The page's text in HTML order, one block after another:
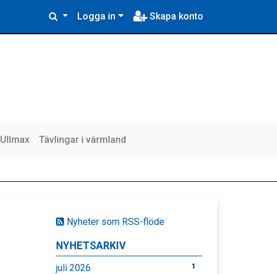
Logga in Skapa konto
Ullmax Tävlingar i värmland
Nyheter som RSS-flöde
NYHETSARKIV
juli 2026 1